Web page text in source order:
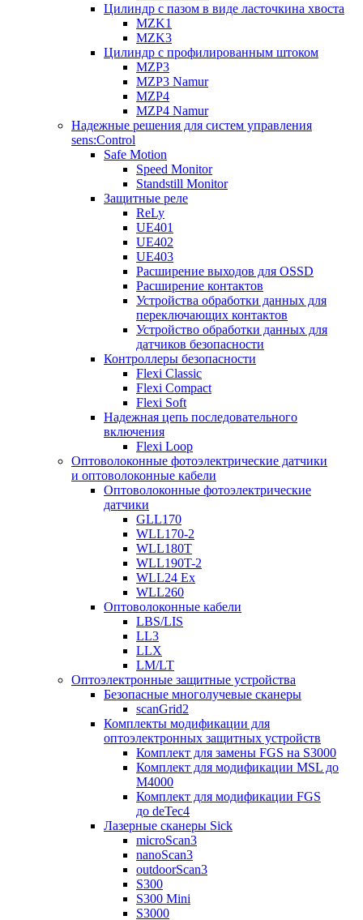
Цилиндр с пазом в виде ласточкина хвоста
MZK1
MZK3
Цилиндр с профилированным штоком
MZP3
MZP3 Namur
MZP4
MZP4 Namur
Надежные решения для систем управления
sens:Control
Safe Motion
Speed Monitor
Standstill Monitor
Защитные реле
ReLy
UE401
UE402
UE403
Расширение выходов для OSSD
Расширение контактов
Устройства обработки данных для
переключающих контактов
Устройство обработки данных для
датчиков безопасности
Контроллеры безопасности
Flexi Classic
Flexi Compact
Flexi Soft
Надежная цепь последовательного
включения
Flexi Loop
Оптоволоконные фотоэлектрические датчики
и оптоволоконные кабели
Оптоволоконные фотоэлектрические
датчики
GLL170
WLL170-2
WLL180T
WLL190T-2
WLL24 Ex
WLL260
Оптоволоконные кабели
LBS/LIS
LL3
LLX
LM/LT
Оптоэлектронные защитные устройства
Безопасные многолучевые сканеры
scanGrid2
Комплекты модификации для
оптоэлектронных защитных устройств
Комплект для замены FGS на S3000
Комплект для модификации MSL до
M4000
Комплект для модификации FGS
до deTec4
Лазерные сканеры Sick
microScan3
nanoScan3
outdoorScan3
S300
S300 Mini
S3000